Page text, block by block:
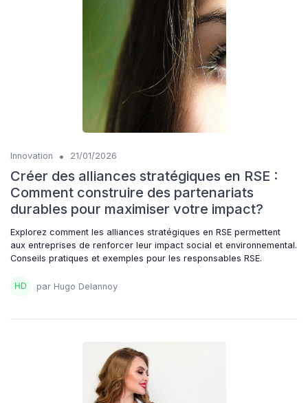
Innovation • 21/01/2026
Créer des alliances stratégiques en RSE :
Comment construire des partenariats
durables pour maximiser votre impact?
Explorez comment les alliances stratégiques en RSE permettent
aux entreprises de renforcer leur impact social et environnemental.
Conseils pratiques et exemples pour les responsables RSE.
par Hugo Delannoy